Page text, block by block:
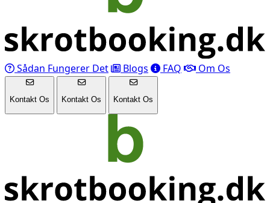
Sådan Fungerer Det Blogs FAQ Om Os
Kontakt Os Kontakt Os Kontakt Os